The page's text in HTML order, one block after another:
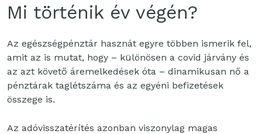
Mi történik év végén?
Az egészségpénztár hasznát egyre többen ismerik fel,
amit az is mutat, hogy – különösen a covid járvány és
az azt követő áremelkedések óta – dinamikusan nő a
pénztárak taglétszáma és az egyéni befizetések
összege is.
Az adóvisszatérítés azonban viszonylag magas